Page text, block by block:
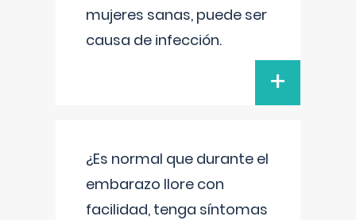
mujeres sanas, puede ser
causa de infección.
+
¿Es normal que durante el
embarazo llore con
facilidad, tenga síntomas